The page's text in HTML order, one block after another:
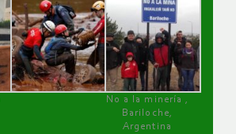
No a la minería ,
Bariloche,
Argentina